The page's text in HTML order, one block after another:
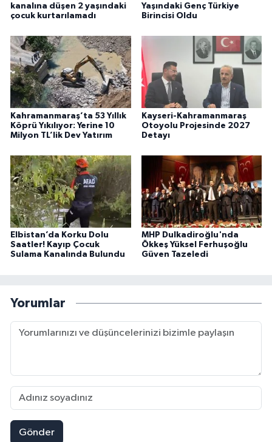
kanalına düşen 2 yaşındaki
çocuk kurtarılamadı
Yaşındaki Genç Türkiye
Birincisi Oldu
Kahramanmaraş’ta 53 Yıllık
Köprü Yıkılıyor: Yerine 10
Milyon TL’lik Dev Yatırım
Kayseri-Kahramanmaraş
Otoyolu Projesinde 2027
Detayı
Elbistan’da Korku Dolu
Saatler! Kayıp Çocuk
Sulama Kanalında Bulundu
MHP Dulkadiroğlu'nda
Ökkeş Yüksel Ferhuşoğlu
Güven Tazeledi
Yorumlar
Gönder